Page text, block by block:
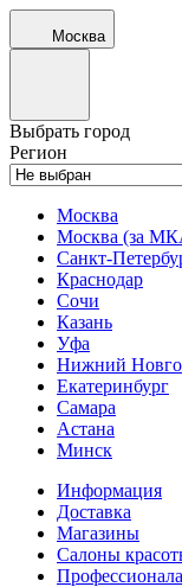
Москва
Выбрать город
Регион
Москва
Москва (за
Санкт-
Краснодар
Сочи
Казань
Уфа
Нижний
Екатеринбург
Самара
Астана
Минск
Информация
Доставка
Магазины
Салоны